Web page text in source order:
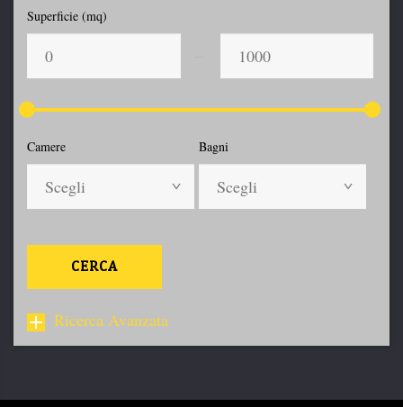
Superficie (mq)
Camere
Scegli
Bagni
Scegli
CERCA
Ricerca Avanzata